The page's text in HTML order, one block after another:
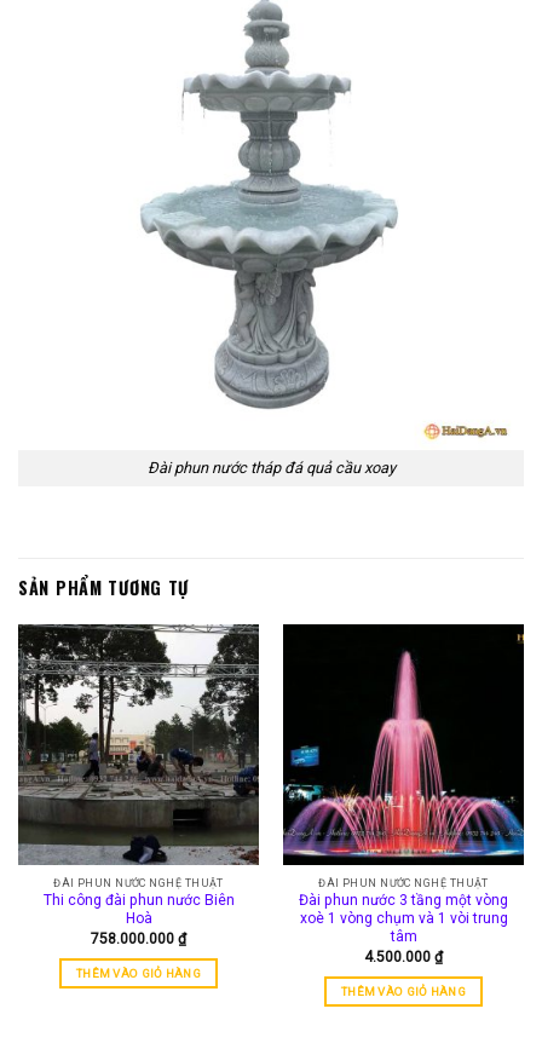
Đài phun nước tháp đá quả cầu xoay
SẢN PHẨM TƯƠNG TỰ
ĐÀI PHUN NƯỚC NGHỆ THUẬT
Thi công đài phun nước Biên
Hoà
758.000.000 ₫
THÊM VÀO GIỎ HÀNG
ĐÀI PHUN NƯỚC NGHỆ THUẬT
Đài phun nước 3 tầng một vòng
xoè 1 vòng chụm và 1 vòi trung
tâm
4.500.000 ₫
THÊM VÀO GIỎ HÀNG